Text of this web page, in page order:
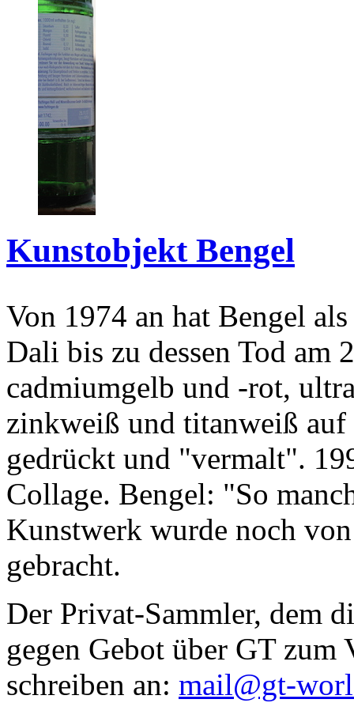
Kunstobjekt Bengel
Von 1974 an hat Bengel
Dali bis zu dessen Tod am
cadmiumgelb und -rot,
zinkweiß und titanweiß
gedrückt und "vermalt".
Collage. Bengel: "So
Kunstwerk wurde noch
gebracht.
Der Privat-Sammler, dem
gegen Gebot über GT zum
schreiben an: mail@gt-